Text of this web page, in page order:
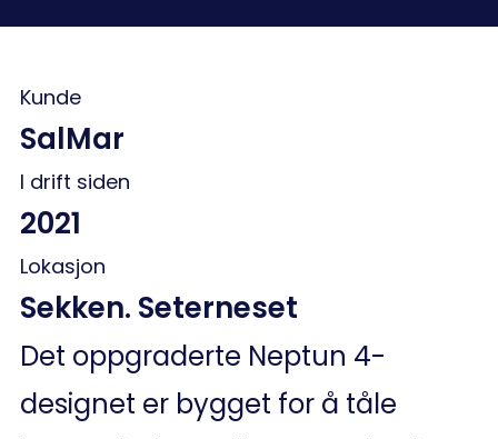
Det oppgraderte Neptun 4-
designet er bygget for å tåle
Kunde
SalMar
I drift siden
2021
Lokasjon
Sekken. Seterneset